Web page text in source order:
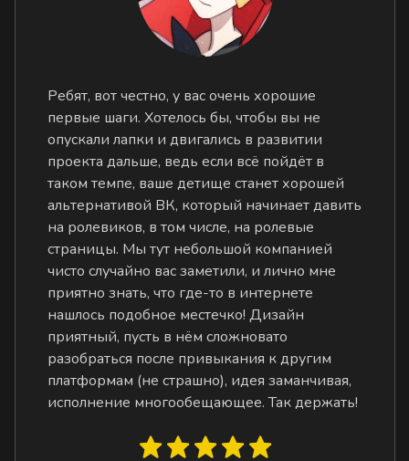
Ребят, вот честно, у вас очень хорошие
первые шаги. Хотелось бы, чтобы вы не
опускали лапки и двигались в развитии
проекта дальше, ведь если всё пойдёт в
таком темпе, ваше детище станет хорошей
альтернативой ВК, который начинает давить
на ролевиков, в том числе, на ролевые
страницы. Мы тут небольшой компанией
чисто случайно вас заметили, и лично мне
приятно знать, что где-то в интернете
нашлось подобное местечко! Дизайн
приятный, пусть в нём сложновато
разобраться после привыкания к другим
платформам (не страшно), идея заманчивая,
исполнение многообещающее. Так держать!